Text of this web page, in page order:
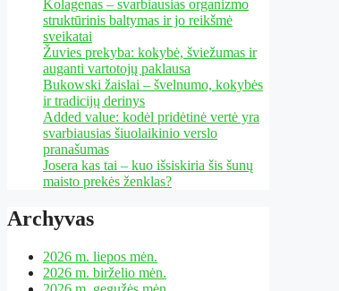
Kolagenas – svarbiausias organizmo
struktūrinis baltymas ir jo reikšmė
sveikatai
Žuvies prekyba: kokybė, šviežumas ir
auganti vartotojų paklausa
Bukowski žaislai – švelnumo, kokybės
ir tradicijų derinys
Added value: kodėl pridėtinė vertė yra
svarbiausias šiuolaikinio verslo
pranašumas
Josera kas tai – kuo išsiskiria šis šunų
maisto prekės ženklas?
Archyvas
2026 m. liepos mėn.
2026 m. birželio mėn.